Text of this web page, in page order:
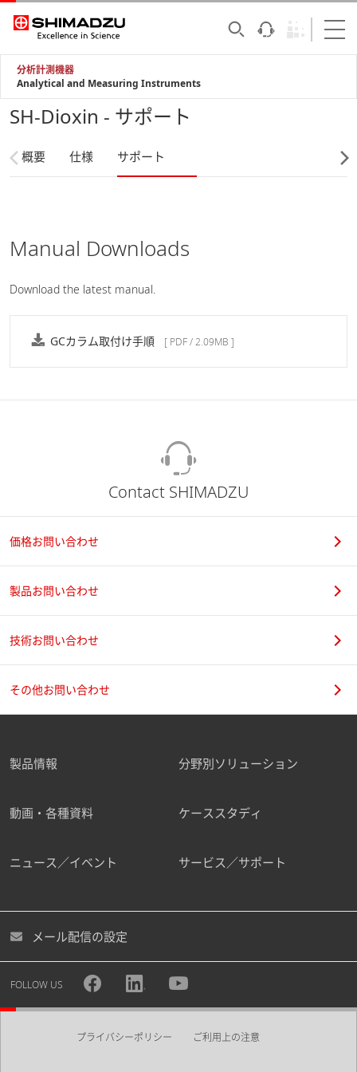
分析計測機器
Analytical and Measuring Instruments
SH-Dioxin - サポート
概要 仕様 サポート
Manual Downloads
Download the latest manual.
GCカラム取付け手順 [ PDF / 2.09MB ]
Contact SHIMADZU
価格お問い合わせ
製品お問い合わせ
技術お問い合わせ
その他お問い合わせ
製品情報 分野別ソリューション
動画・各種資料 ケーススタディ
ニュース／イベント サービス／サポート
メール配信の設定
FOLLOW US
プライバシーポリシー ご利用上の注意